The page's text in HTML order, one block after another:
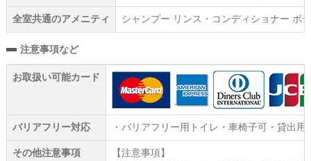
全室共通のアメニティ シャンプー リンス・コンディショナー ボ
注意事項など
お取扱い可能カード
バリアフリー対応 ・バリアフリー用トイレ・車椅子可・貸出用
その他注意事項
【注意事項】